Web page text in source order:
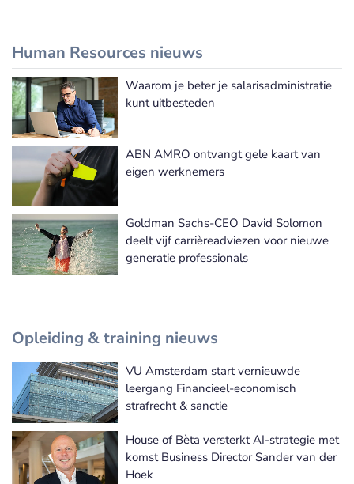
Human Resources nieuws
Meer Human Resources nieuws
Waarom je beter je salarisadministratie
kunt uitbesteden
ABN AMRO ontvangt gele kaart van
eigen werknemers
Goldman Sachs-CEO David Solomon
deelt vijf carrièreadviezen voor nieuwe
generatie professionals
Opleiding & training nieuws
Meer Opleiding & training nieuws
VU Amsterdam start vernieuwde
leergang Financieel-economisch
strafrecht & sanctie
House of Bèta versterkt AI-strategie met
komst Business Director Sander van der
Hoek